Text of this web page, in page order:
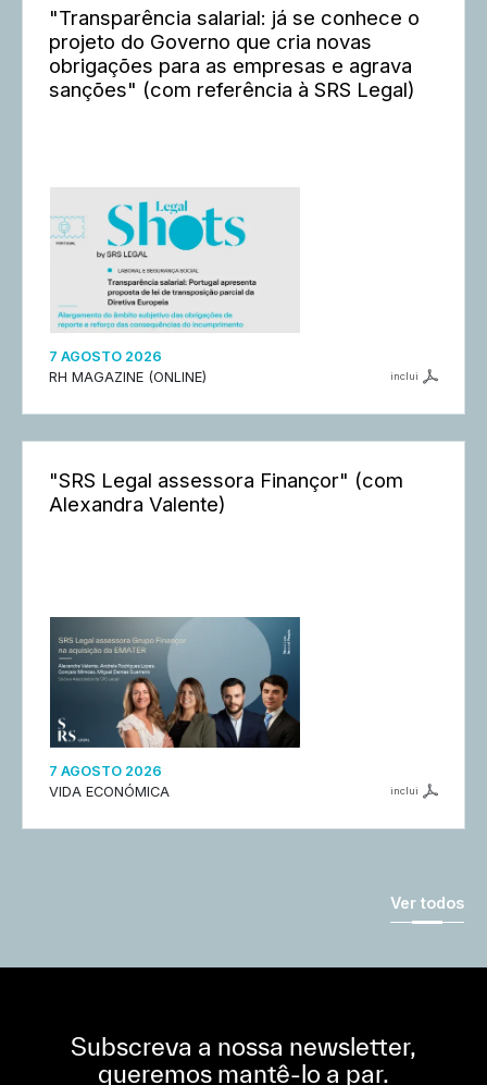
"Transparência salarial: já se conhece o
projeto do Governo que cria novas
obrigações para as empresas e agrava
sanções" (com referência à SRS Legal)
7 AGOSTO 2026
RH MAGAZINE (ONLINE)
inclui
"SRS Legal assessora Finançor" (com
Alexandra Valente)
7 AGOSTO 2026
VIDA ECONÓMICA
inclui
Ver todos
Subscreva a nossa newsletter,
queremos mantê-lo a par.